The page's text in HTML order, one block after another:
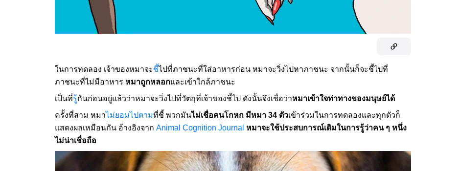
ในการทดลอง เจ้าของหมาจะชี้ไปที่ภาชนะที่ใส่อาหารก่อน หมาจะวิ่งไปหาภาชนะ จากนั้นก็จะชี้ไปที่
ภาชนะที่ไม่มีอาหาร หมาถูกหลอกและเข้าใกล้ภาชนะ
เป็นที่รู้กันก่อนอยู่แล้วว่าหมาจะวิ่งไปที่วัตถุที่เจ้าของชี้ไป ดังนั้นจึงเชื่อว่าหมาเข้าใจท่าทางของมนุษย์ได้
ครั้งที่สาม หมาไม่ยอมไปตามที่ชี้ พวกมันไม่เชื่อคนโกหก มีหมา 34 ตัวเข้าร่วมในการทดลองและทุกตัวก็
แสดงผลเหมือนกัน อ้างอิงจาก Animal Cognition Journal หมาจะใช้ประสบการณ์เดิมในการรู้ว่าคน ๆ หนึ่ง
ไม่น่าเชื่อถือ